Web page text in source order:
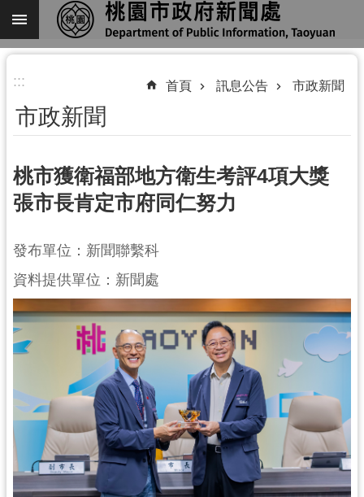
跳到主要內容區塊
進
搜
尋
關
我
們
機
關
通
業
務
資
訊
::: 首頁 訊息公告 市政新聞
市政新聞
桃市獲衛福部地方衛生考評4項大獎
張市長肯定市府同仁努力
發布單位：新聞聯繫科
資料提供單位：新聞處